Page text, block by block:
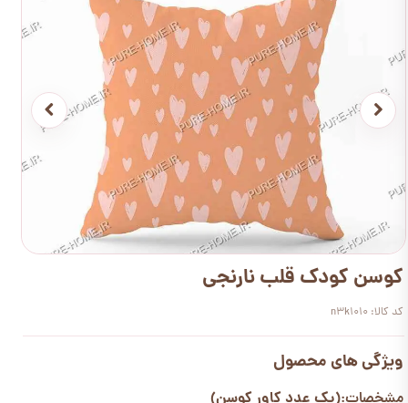
کوسن کودک قلب نارنجی
کد کالا: n3k1010
ویژگی های محصول